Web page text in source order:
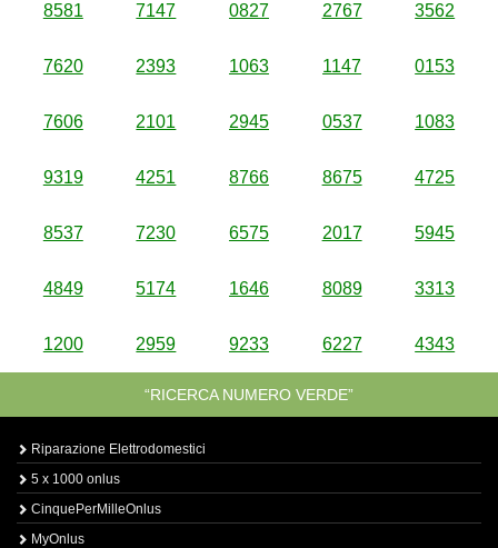
8581 7147 0827 2767 3562
7620 2393 1063 1147 0153
7606 2101 2945 0537 1083
9319 4251 8766 8675 4725
8537 7230 6575 2017 5945
4849 5174 1646 8089 3313
1200 2959 9233 6227 4343
“RICERCA NUMERO VERDE”
Riparazione Elettrodomestici
5 x 1000 onlus
CinquePerMilleOnlus
MyOnlus